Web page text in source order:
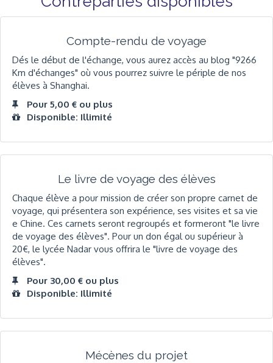
Compte-rendu de voyage
Dés le début de l'échange, vous aurez accès au blog "9266
Km d'échanges" où vous pourrez suivre le périple de nos
élèves à Shanghai.
Pour 5,00 € ou plus
Disponible: Illimité
Le livre de voyage des élèves
Chaque élève a pour mission de créer son propre carnet de
voyage, qui présentera son expérience, ses visites et sa vie
e Chine. Ces carnets seront regroupés et formeront "le livre
de voyage des élèves". Pour un don égal ou supérieur à
20€, le lycée Nadar vous offrira le "livre de voyage des
élèves".
Pour 30,00 € ou plus
Disponible: Illimité
Mécènes du projet